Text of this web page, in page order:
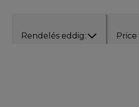
Rendelés eddig: Price